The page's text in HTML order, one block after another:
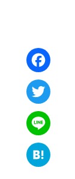
F
a
c
e
b
T
wi
tt
Li
n